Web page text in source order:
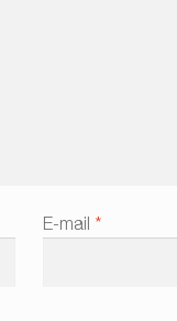
E-mail *